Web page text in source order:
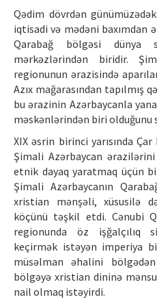
Qədim dövrdən
iqtisadi və mədəni
Qarabağ bölgəsi dünya
mərkəzlərindən biridir.
regionunun ərazisində
Azıx mağarasından tapılmış
bu ərazinin Azərbaycanla
məskənlərindən biri olduğunu
XIX əsrin birinci yarısında
Şimali Azərbaycan
etnik dayaq yaratmaq üçün
Şimali Azərbaycanın
xristian mənşəli, xüsusilə
köçünü təşkil etdi. Cənubi
regionunda öz işğalçılıq
keçirmək istəyən imperiya
müsəlman əhalini bölgədən
bölgəyə xristian dininə
nail olmaq istəyirdi.